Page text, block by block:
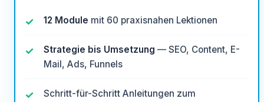
12 Module mit 60 praxisnahen Lektionen
Strategie bis Umsetzung — SEO, Content, E-
Mail, Ads, Funnels
Schritt-für-Schritt Anleitungen zum